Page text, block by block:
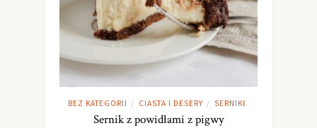
BEZ KATEGORII / CIASTA I DESERY / SERNIKI
Sernik z powidłami z pigwy